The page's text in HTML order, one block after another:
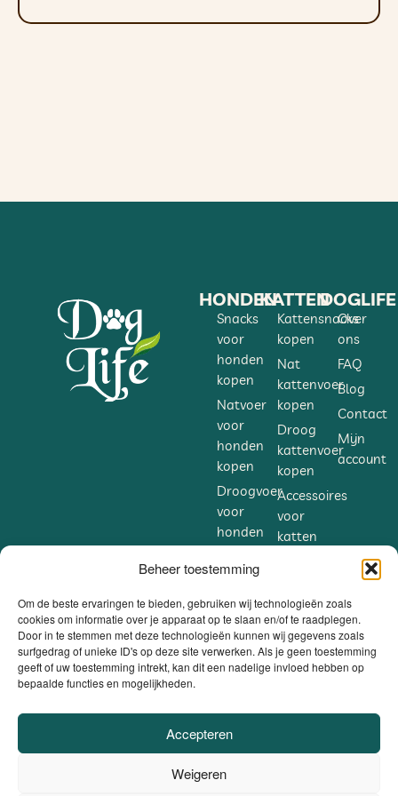
Beheer toestemming
Om de beste ervaringen te bieden, gebruiken wij technologieën zoals
cookies om informatie over je apparaat op te slaan en/of te raadplegen.
Door in te stemmen met deze technologieën kunnen wij gegevens zoals
surfgedrag of unieke ID's op deze site verwerken. Als je geen toestemming
geeft of uw toestemming intrekt, kan dit een nadelige invloed hebben op
bepaalde functies en mogelijkheden.
Accepteren
Weigeren
praktischemaatbekervoor een optimale
HONDEN
Snacks
voor
honden
kopen
Natvoer
voor
honden
kopen
Droogvoer
voor
honden
Accessoires
voor
honden
kopen
Supplementen
KATTEN
Kattensnacks
kopen
Nat
kattenvoer
kopen
Droog
kattenvoer
kopen
Accessoires
voor
katten
Supplementen
voor
katten
kopen
DOGLIFE
Over
ons
FAQ
Blog
Contact
Mijn
account